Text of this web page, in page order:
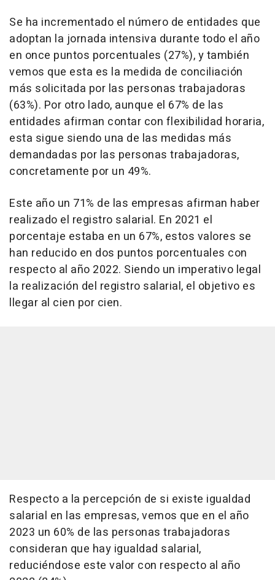
Se ha incrementado el número de entidades que
adoptan la jornada intensiva durante todo el año
en once puntos porcentuales (27%), y también
vemos que esta es la medida de conciliación
más solicitada por las personas trabajadoras
(63%). Por otro lado, aunque el 67% de las
entidades afirman contar con flexibilidad horaria,
esta sigue siendo una de las medidas más
demandadas por las personas trabajadoras,
concretamente por un 49%.
Este año un 71% de las empresas afirman haber
realizado el registro salarial. En 2021 el
porcentaje estaba en un 67%, estos valores se
han reducido en dos puntos porcentuales con
respecto al año 2022. Siendo un imperativo legal
la realización del registro salarial, el objetivo es
llegar al cien por cien.
Respecto a la percepción de si existe igualdad
salarial en las empresas, vemos que en el año
2023 un 60% de las personas trabajadoras
consideran que hay igualdad salarial,
reduciéndose este valor con respecto al año